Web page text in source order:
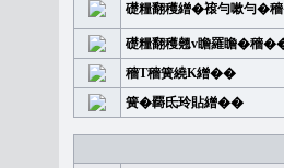
礎糧翻穫繒�䙛勻嗽勻�
礎糧翻穫翹v瞻羅瞻�穡
穡T穡簧繞K繒��
簧�覉氐玲貼繒��